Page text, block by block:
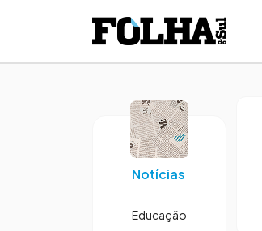
Notícias
Educação